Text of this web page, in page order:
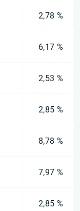
2,78 %
6,17 %
2,53 %
2,85 %
8,78 %
7,97 %
2,85 %